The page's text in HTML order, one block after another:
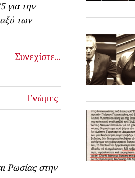
για την
των
Συνεχίστε...
Γνώμες
Ρωσίας στην